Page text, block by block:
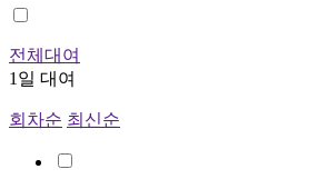
전체대여
1일 대여
회차순 최신순